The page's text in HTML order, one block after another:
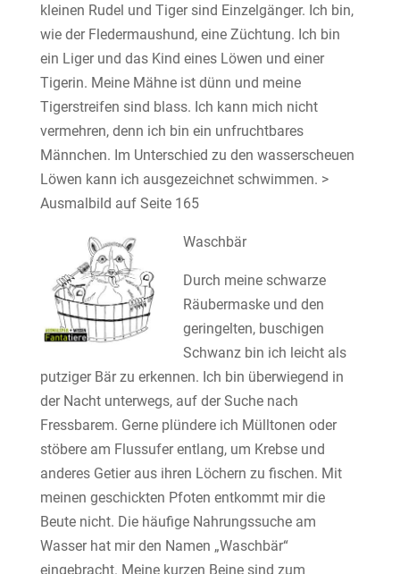
kleinen Rudel und Tiger sind Einzelgänger. Ich bin,
wie der Fledermaushund, eine Züchtung. Ich bin
ein Liger und das Kind eines Löwen und einer
Tigerin. Meine Mähne ist dünn und meine
Tigerstreifen sind blass. Ich kann mich nicht
vermehren, denn ich bin ein unfruchtbares
Männchen. Im Unterschied zu den wasserscheuen
Löwen kann ich ausgezeichnet schwimmen. >
Ausmalbild auf Seite 165
Waschbär
Durch meine schwarze
Räubermaske und den
geringelten, buschigen
Schwanz bin ich leicht als
putziger Bär zu erkennen. Ich bin überwiegend in
der Nacht unterwegs, auf der Suche nach
Fressbarem. Gerne plündere ich Mülltonen oder
stöbere am Flussufer entlang, um Krebse und
anderes Getier aus ihren Löchern zu fischen. Mit
meinen geschickten Pfoten entkommt mir die
Beute nicht. Die häufige Nahrungssuche am
Wasser hat mir den Namen „Waschbär“
eingebracht. Meine kurzen Beine sind zum